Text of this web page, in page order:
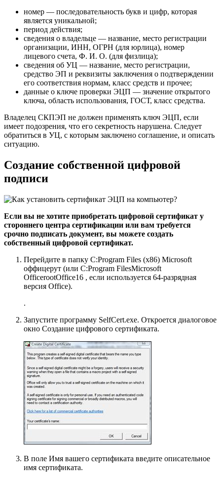
номер — последовательность букв и цифр, которая
является уникальной;
период действия;
сведения о владельце — название, место регистрации
организации, ИНН, ОГРН (для юрлица), номер
лицевого счета, Ф. И. О. (для физлица);
сведения об УЦ — название, место регистрации,
средство ЭП и реквизиты заключения о подтверждении
его соответствия нормам, класс средств и прочее;
данные о ключе проверки ЭЦП — значение открытого
ключа, область использования, ГОСТ, класс средства.
Владелец СКПЭП не должен применять ключ ЭЦП, если
имеет подозрения, что его секретность нарушена. Следует
обратиться в УЦ, с которым заключено соглашение, и описать
ситуацию.
Создание собственной цифровой
подписи
Если вы не хотите приобретать цифровой сертификат у
стороннего центра сертификации или вам требуется
срочно подписать документ, вы можете создать
собственный цифровой сертификат.
Перейдите в папку C:Program Files (x86) Microsoft
оффицерут (или C:Program FilesMicrosoft
OfficerootOffice16 , если используется 64-разрядная
версия Office).
.
Запустите программу SelfCert.exe. Откроется диалоговое
окно Создание цифрового сертификата.
В поле Имя вашего сертификата введите описательное
имя сертификата.